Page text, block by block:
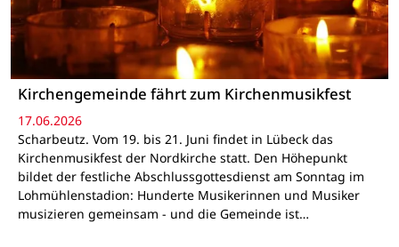
Kirchengemeinde fährt zum Kirchenmusikfest
17.06.2026
Scharbeutz. Vom 19. bis 21. Juni findet in Lübeck das
Kirchenmusikfest der Nordkirche statt. Den Höhepunkt
bildet der festliche Abschlussgottesdienst am Sonntag im
Lohmühlenstadion: Hunderte Musikerinnen und Musiker
musizieren gemeinsam - und die Gemeinde ist…